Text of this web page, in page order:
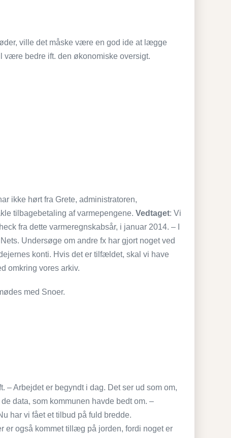
ville det måske være en god ide at lægge
være bedre ift. den økonomiske oversigt.
ikke hørt fra Grete, administratoren,
tilbagebetaling af varmepengene.Vedtaget: Vi
fra dette varmeregnskabsår, i januar 2014. – I
Undersøge om andre fx har gjort noget ved
konti. Hvis det er tilfældet, skal vi have
omkring vores arkiv.
med Snoer.
Arbejdet er begyndt i dag. Det ser ud som om,
data, som kommunen havde bedt om. –
har vi fået et tilbud på fuld bredde.
er også kommet tillæg på jorden, fordi noget er